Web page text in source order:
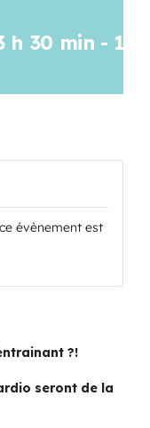
h 30 min - 14
évènement est
?!
seront de la